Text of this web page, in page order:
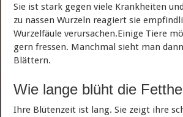
Sie ist stark gegen viele Krankheiten
zu nassen Wurzeln reagiert sie
Wurzelfäule verursachen.Einige Tiere
gern fressen. Manchmal sieht man
Blättern.
Wie lange blüht die
Ihre Blütenzeit ist lang. Sie zeigt ihre